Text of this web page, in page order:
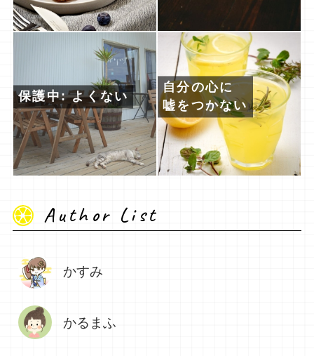
保護中: よくない
自分の心に
嘘をつかない
Author List
かすみ
かるまふ